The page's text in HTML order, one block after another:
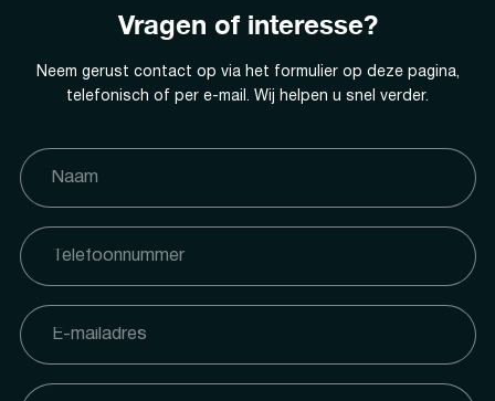
Vragen of interesse?
Neem gerust contact op via het formulier op deze pagina,
telefonisch of per e-mail. Wij helpen u snel verder.